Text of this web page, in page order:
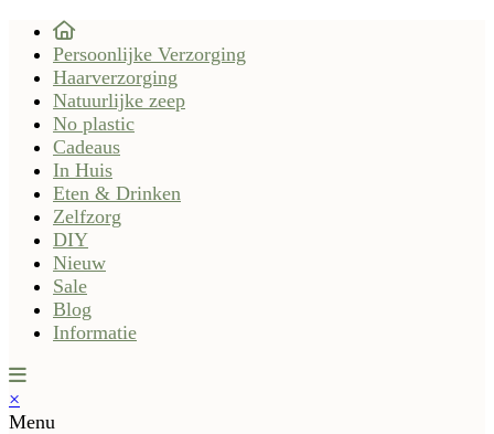
Persoonlijke Verzorging
Haarverzorging
Natuurlijke zeep
No plastic
Cadeaus
In Huis
Eten & Drinken
Zelfzorg
DIY
Nieuw
Sale
Blog
Informatie
×
Menu